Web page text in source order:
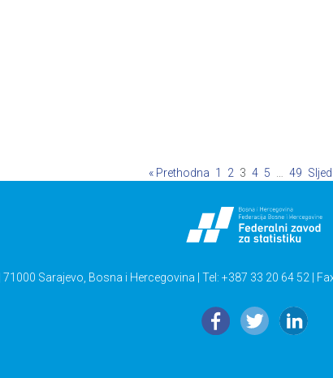
« Prethodna 1 2 3 4 5 … 49
Sarajevo, Bosna i Hercegovina | Tel: +387 33 20 64 52 |